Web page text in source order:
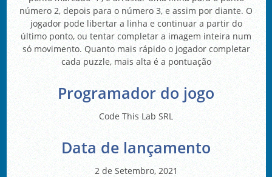
número 2, depois para o número 3, e assim por diante. O
jogador pode libertar a linha e continuar a partir do
último ponto, ou tentar completar a imagem inteira num
só movimento. Quanto mais rápido o jogador completar
cada puzzle, mais alta é a pontuação
Programador do jogo
Code This Lab SRL
Data de lançamento
2 de Setembro, 2021